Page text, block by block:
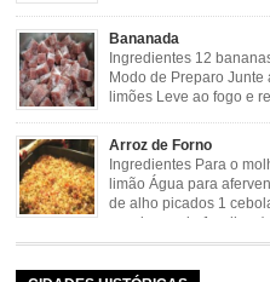
cebola picadinha 100gr de mandioca
de manteiga 35ml de leite Palha de
Bananada
Ingredientes 12
Modo de Preparo
limões Leve ao fogo e
de Preparo: 40 minutos http://
mineira/bananada#tempo-de-preparo
Arroz de Forno
Ingredientes Para o
limão Água para
de alho picados 1
caseiro verde 1 colher
pele e sem sementes 1 pitada de